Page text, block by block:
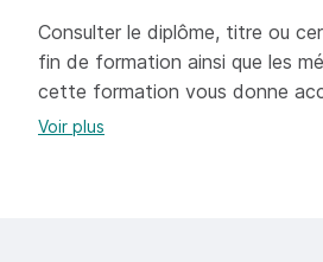
Cas particulier des
La présentation de la
nutritionnelle
La détermination des
Consulter le diplôme, titre ou
fin de formation ainsi que les
cette formation vous donne
Voir plus